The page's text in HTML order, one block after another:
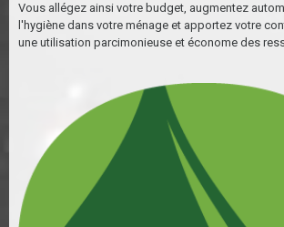
Vous allégez ainsi votre budget, augmentez
l'hygiène dans votre ménage et apportez votre
une utilisation parcimonieuse et économe des